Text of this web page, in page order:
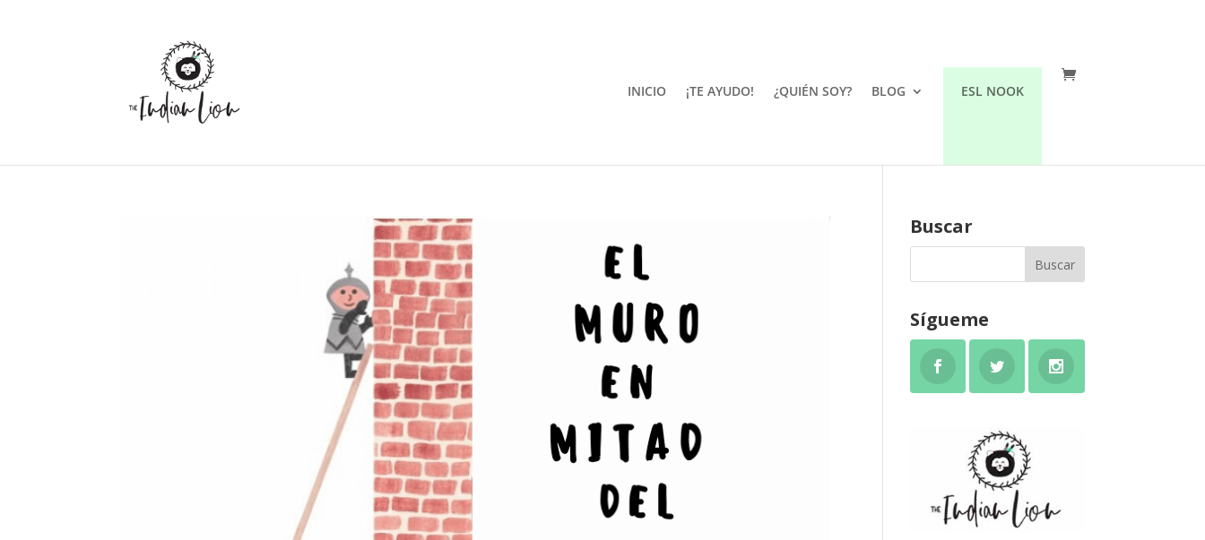
INICIO ¡TE AYUDO! ¿QUIÉN SOY? BLOG ESL NOOK
Buscar
Sígueme